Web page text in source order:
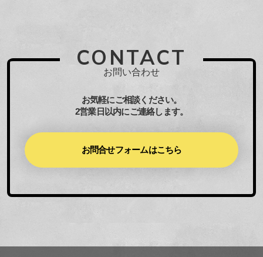
CONTACT
お問い合わせ
お気軽にご相談ください。
2営業日以内にご連絡します。
お問合せフォームはこちら